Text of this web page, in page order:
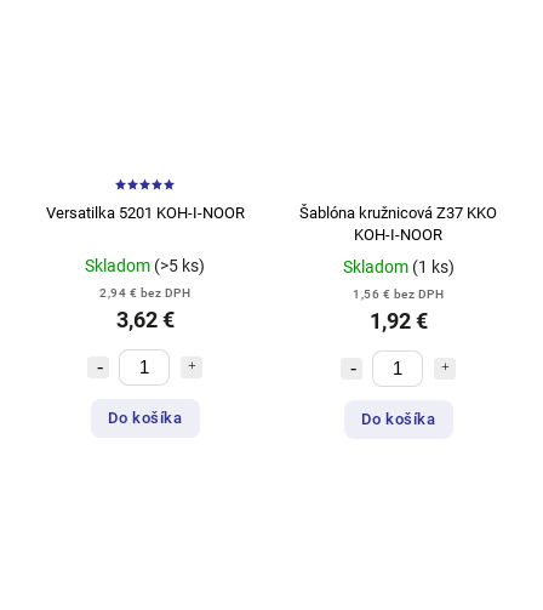
Versatilka 5201 KOH-I-NOOR
Skladom (>5 ks)
2,94 € bez DPH
3,62 €
Do košíka
Šablóna kružnicová Z37 KKO
KOH-I-NOOR
Skladom (1 ks)
1,56 € bez DPH
1,92 €
Do košíka